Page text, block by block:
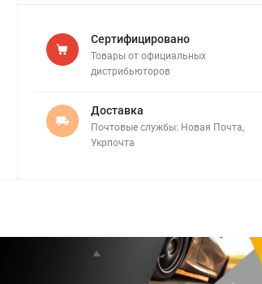
Сертифицировано
Товары от официальных
дистрибьюторов
Доставка
Почтовые службы: Новая Почта,
Укрпочта